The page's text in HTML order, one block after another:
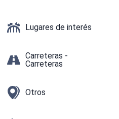
Lugares de interés
Carreteras -
Carreteras
Otros